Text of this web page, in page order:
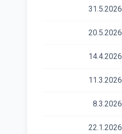
31.5.2026
20.5.2026
14.4.2026
11.3.2026
8.3.2026
22.1.2026